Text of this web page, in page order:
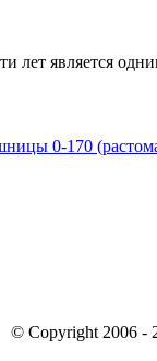
является
0-170
© Copyright 2006 -